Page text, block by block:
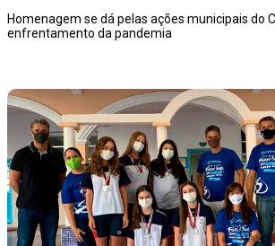
Homenagem se dá pelas ações municipais do
enfrentamento da pandemia